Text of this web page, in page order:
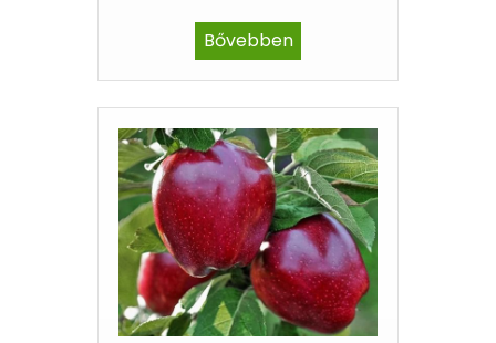
Bővebben